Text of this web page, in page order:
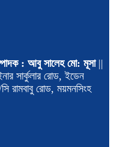
: আবু সালেহ মো: মূসা||
সার্কুলার রোড, ইডেন
রামবাবু রোড, ময়মনসিংহ